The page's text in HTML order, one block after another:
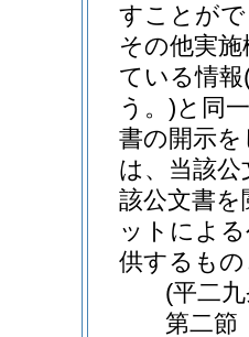
すことが
その他実
ている情報
う。)と同
書の開示
は、当該
該公文書
ットによ
供するも
(平二
第二節